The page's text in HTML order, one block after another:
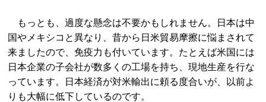
もっとも、過度な懸念は不要かもしれません。日本は中
国やメキシコと異なり、昔から日米貿易摩擦に悩まされて
来ましたので、免疫力も付いています。たとえば米国には
日本企業の子会社が数多くの工場を持ち、現地生産を行な
っています。日本経済が対米輸出に頼る度合いが、以前よ
りも大幅に低下しているのです。